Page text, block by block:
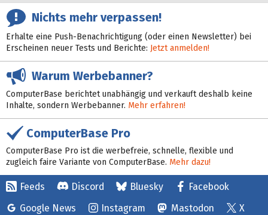
Nichts mehr verpassen!
Erhalte eine Push-Benachrichtigung (oder einen Newsletter) bei
Erscheinen neuer Tests und Berichte: Jetzt anmelden!
Warum Werbebanner?
ComputerBase berichtet unabhängig und verkauft deshalb keine
Inhalte, sondern Werbebanner. Mehr erfahren!
ComputerBase Pro
ComputerBase Pro ist die werbefreie, schnelle, flexible und
zugleich faire Variante von ComputerBase. Mehr dazu!
Feeds Discord Bluesky
Facebook
Google News
Instagram Mastodon X